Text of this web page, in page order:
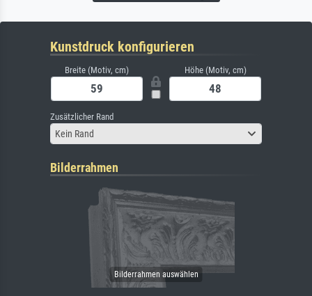
Kunstdruck konfigurieren
Breite (Motiv, cm) Höhe (Motiv, cm)
Zusätzlicher Rand
Kein Rand
Bilderrahmen